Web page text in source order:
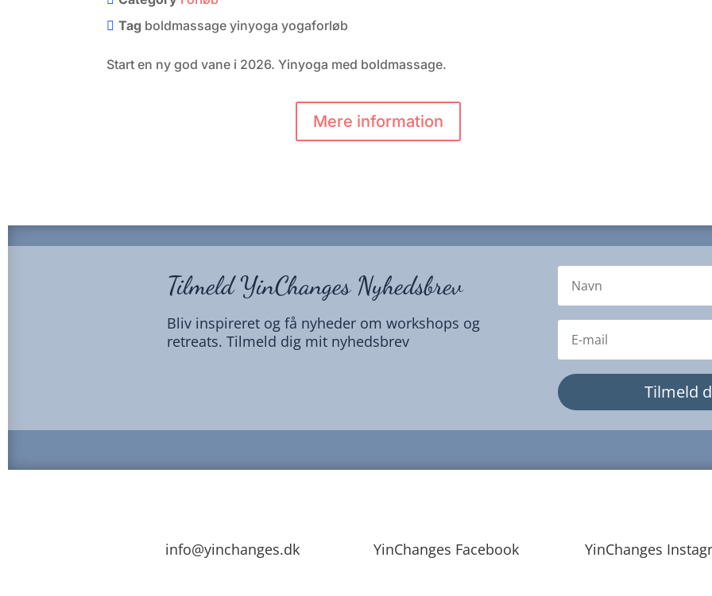
Tag boldmassage yinyoga yogaforløb
Start en ny god vane i 2026. Yinyoga med boldmassage.
Mere information
Tilmeld YinChanges Nyhedsbrev
Bliv inspireret og få nyheder om workshops og
retreats. Tilmeld dig mit nyhedsbrev
Tilmeld
info@yinchanges.dk YinChanges Facebook YinChanges